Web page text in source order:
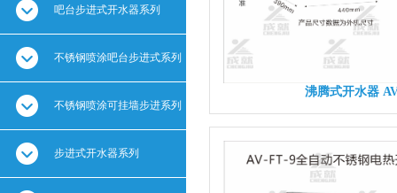
吧台步进式开水器系列
不锈钢喷涂吧台步进式系列
不锈钢喷涂可挂墙步进系列
步进式开水器系列
沸腾式开水器